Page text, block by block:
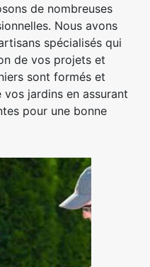
de nombreuses
Nous avons
spécialisés qui
de vos projets et
sont formés et
vos jardins en assurant
pour une bonne